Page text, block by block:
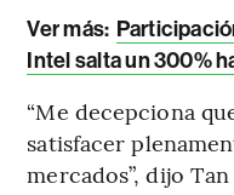
Ver más:
Intel salta un 300%
“Me decepciona
satisfacer
mercados”, dijo